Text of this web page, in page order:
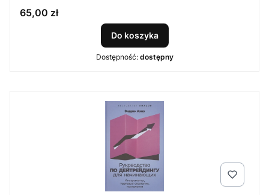
менеджеров и модераторов.
Cena
65,00 zł
Do koszyka
Dostępność: dostępny